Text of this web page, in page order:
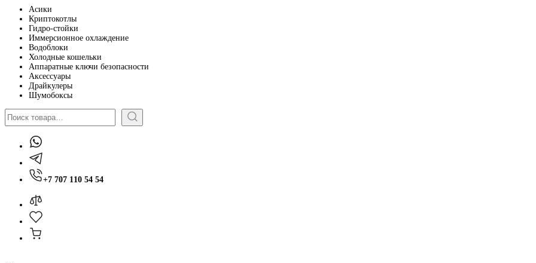
Асики
Криптокотлы
Гидро-стойки
Иммерсионное охлаждение
Водоблоки
Холодные кошельки
Аппаратные ключи безопасности
Аксессуары
Драйкулеры
Шумобоксы
Поиск
+7 707 110 54 54